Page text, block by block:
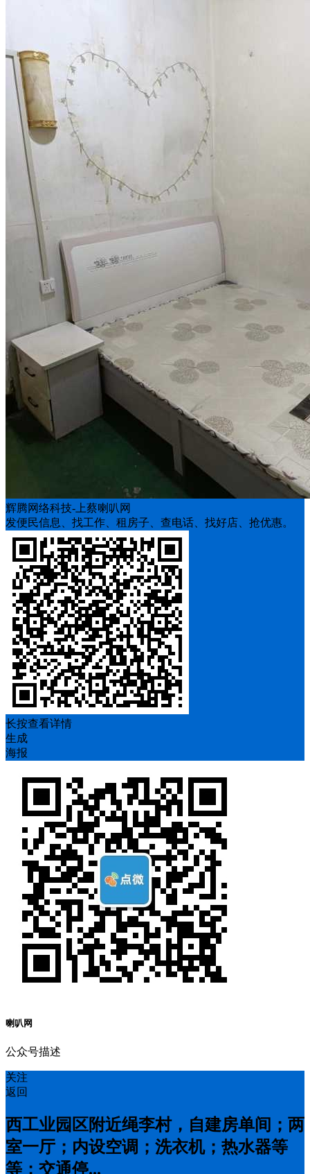
辉腾网络科技-上蔡喇叭网
发便民信息、找工作、租房子、查电话、找好店、抢优惠。
长按查看详情
生成
海报
喇叭网
公众号描述
关注
返回
西工业园区附近绳李村，自建房单间；两
室一厅；内设空调；洗衣机；热水器等
等；交通停...